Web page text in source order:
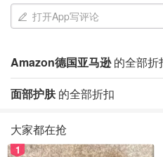
打开App写评论
Amazon德国亚马逊的全部折
面部护肤的全部折扣
大家都在抢
1